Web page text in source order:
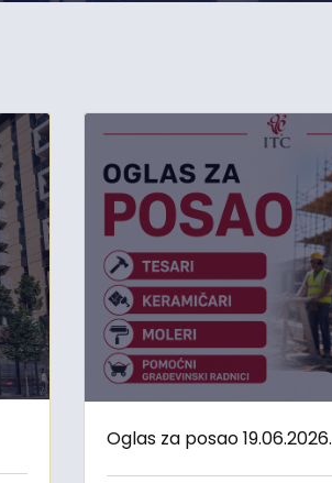
Oglas za posao 19.06.2026.